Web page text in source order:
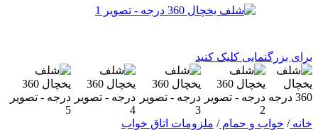
برای بزرگنمایی کلیک کنید
خانه/ خواب و حمام/ ملزومات اتاق خواب